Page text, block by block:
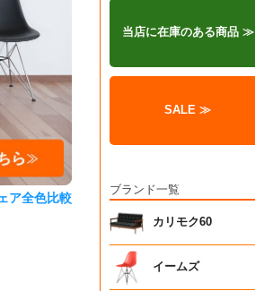
ア全色比較
当店に在庫のある商品 ≫
SALE ≫
ブランド一覧
カリモク60
イームズ